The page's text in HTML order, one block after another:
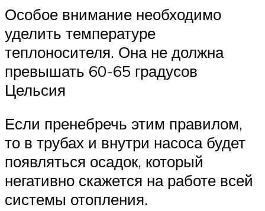
Особое внимание необходимо
уделить температуре
теплоносителя. Она не должна
превышать 60-65 градусов
Цельсия
Если пренебречь этим правилом,
то в трубах и внутри насоса будет
появляться осадок, который
негативно скажется на работе всей
системы отопления.